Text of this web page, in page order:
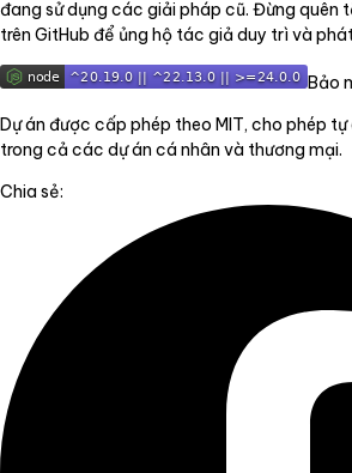
đang sử dụng các giải pháp cũ. Đừng quên
trên GitHub để ủng hộ tác giả duy trì và
Bảo
Dự án được cấp phép theo MIT, cho phép
trong cả các dự án cá nhân và thương mại.
Chia sẻ: